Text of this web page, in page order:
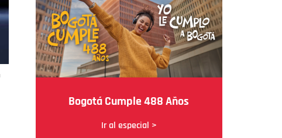
Bogotá Cumple 488 Años
Ir al especial >